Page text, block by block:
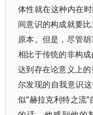
体性就在这种内在
间意识的构成就要
原本。但是，尽管
相比于传统的非构
达到存在论意义上
尔发现的自我意识
似“赫拉克利特之流